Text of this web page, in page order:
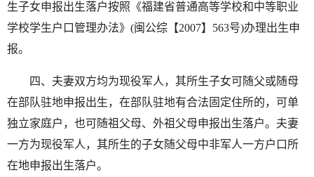
生子女申报出生落户按照《福建省普通高等学校和中等职业
学校学生户口管理办法》(闽公综【2007】563号)办理出生申
报。
四、夫妻双方均为现役军人，其所生子女可随父或随母
在部队驻地申报出生，在部队驻地有合法固定住所的，可单
独立家庭户，也可随祖父母、外祖父母申报出生落户。夫妻
一方为现役军人，其所生的子女随父母中非军人一方户口所
在地申报出生落户。